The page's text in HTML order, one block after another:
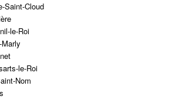
Saint-Cloud
le-Roi
le-Roi
Nom